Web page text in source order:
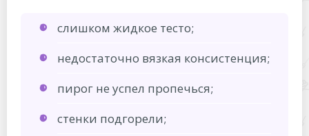
слишком жидкое тесто;
недостаточно вязкая консистенция;
пирог не успел пропечься;
стенки подгорели;